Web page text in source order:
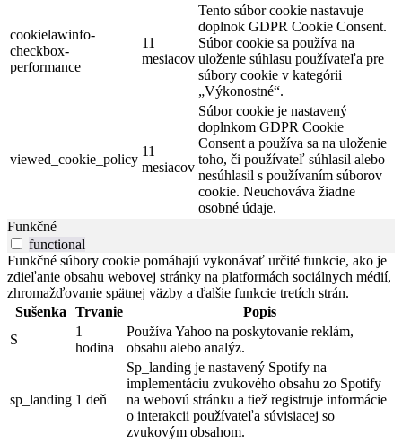
cookielawinfo-
checkbox-
performance
11
mesiacov
Tento súbor cookie nastavuje
doplnok GDPR Cookie Consent.
Súbor cookie sa používa na
uloženie súhlasu používateľa pre
súbory cookie v kategórii
„Výkonostné“.
viewed_cookie_policy
11
mesiacov
Súbor cookie je nastavený
doplnkom GDPR Cookie
Consent a používa sa na uloženie
toho, či používateľ súhlasil alebo
nesúhlasil s používaním súborov
cookie. Neuchováva žiadne
osobné údaje.
Funkčné
functional
Funkčné súbory cookie pomáhajú vykonávať určité funkcie, ako je
zdieľanie obsahu webovej stránky na platformách sociálnych médií,
zhromažďovanie spätnej väzby a ďalšie funkcie tretích strán.
Sušenka
Trvanie
Popis
S
1
hodina
Používa Yahoo na poskytovanie reklám,
obsahu alebo analýz.
sp_landing 1 deň
Sp_landing je nastavený Spotify na
implementáciu zvukového obsahu zo Spotify
na webovú stránku a tiež registruje informácie
o interakcii používateľa súvisiacej so
zvukovým obsahom.